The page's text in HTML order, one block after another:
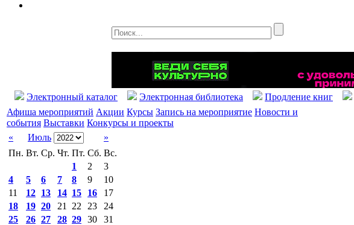
Электронный каталог Электронная библиотека Продление книг
Афиша мероприятий Акции Курсы Запись на мероприятие Новости и
события Выставки Конкурсы и проекты
«
Июль
»
Пн. Вт. Ср. Чт. Пт. Сб. Вс.
1
2
3
4
5 6 7 8 9
10
11
12 13 14 15 16
17
18
19 20 21 22 23
24
25
26 27 28 29 30
31